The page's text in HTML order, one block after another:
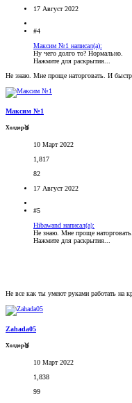
17 Август 2022
#4
Максим №1 написал(а):
Ну чего долго то? Нормально.
Нажмите для раскрытия...
Не знаю. Мне проще наторговать. И
Максим №1
Холдер🥉
10 Март 2022
1,817
82
17 Август 2022
#5
Hibawand написал(а):
Не знаю. Мне проще
Нажмите для раскрытия...
Не все как ты умеют руками работать на
Zahada05
Холдер🥉
10 Март 2022
1,838
99